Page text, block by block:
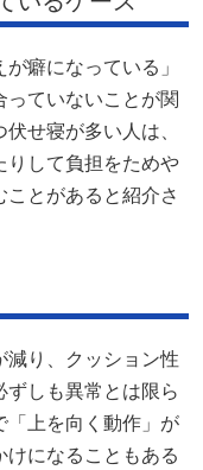
癖になっている」
っていないことが関
せ寝が多い人は、
りして負担をためや
とがあると紹介さ
減り、クッション性
ずしも異常とは限ら
「上を向く動作」が
になることもある